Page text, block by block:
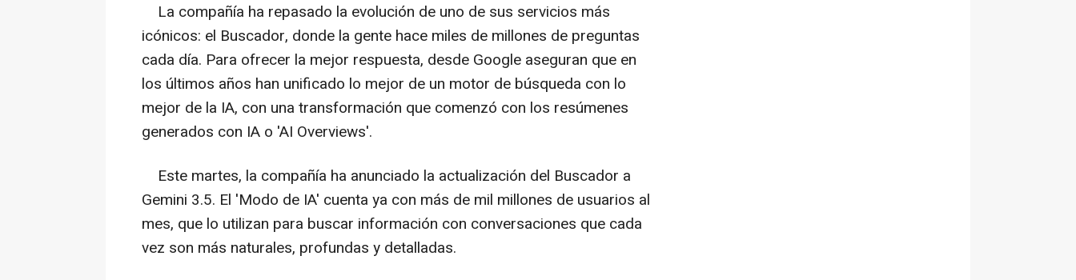
La compañía ha repasado la evolución de uno de sus servicios más
icónicos: el Buscador, donde la gente hace miles de millones de preguntas
cada día. Para ofrecer la mejor respuesta, desde Google aseguran que en
los últimos años han unificado lo mejor de un motor de búsqueda con lo
mejor de la IA, con una transformación que comenzó con los resúmenes
generados con IA o 'AI Overviews'.
Este martes, la compañía ha anunciado la actualización del Buscador a
Gemini 3.5. El 'Modo de IA' cuenta ya con más de mil millones de usuarios al
mes, que lo utilizan para buscar información con conversaciones que cada
vez son más naturales, profundas y detalladas.